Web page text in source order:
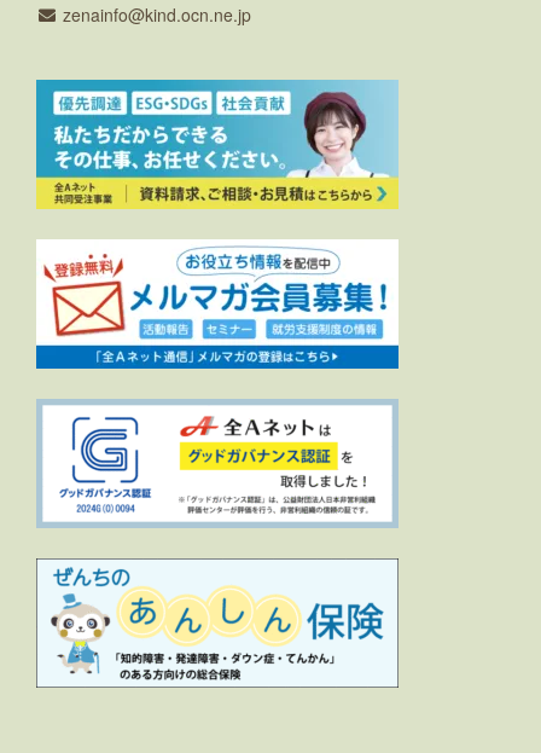
zenainfo
kind.ocn.ne.jp